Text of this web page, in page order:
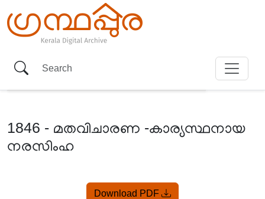
1846 - മതവിചാരണ -കാര്യസ്ഥനായ
നരസിംഹ
Download PDF